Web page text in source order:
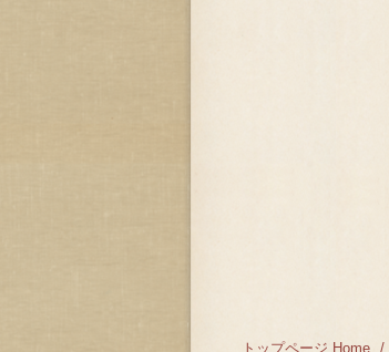
トップページ Home